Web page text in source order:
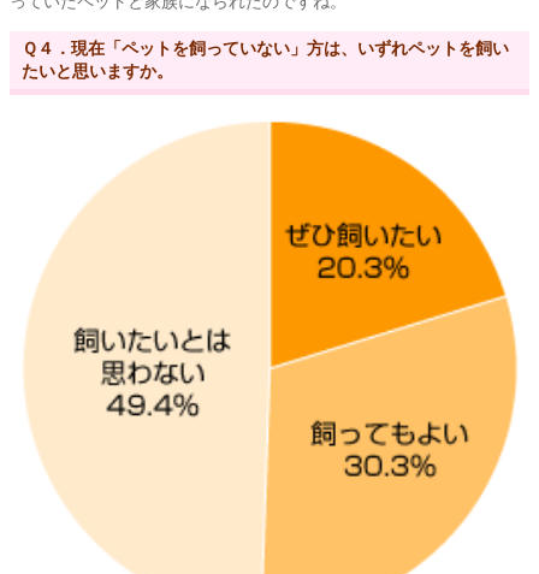
Ｑ４．現在「ペットを飼っていない」方は、いずれペットを飼い
たいと思いますか。